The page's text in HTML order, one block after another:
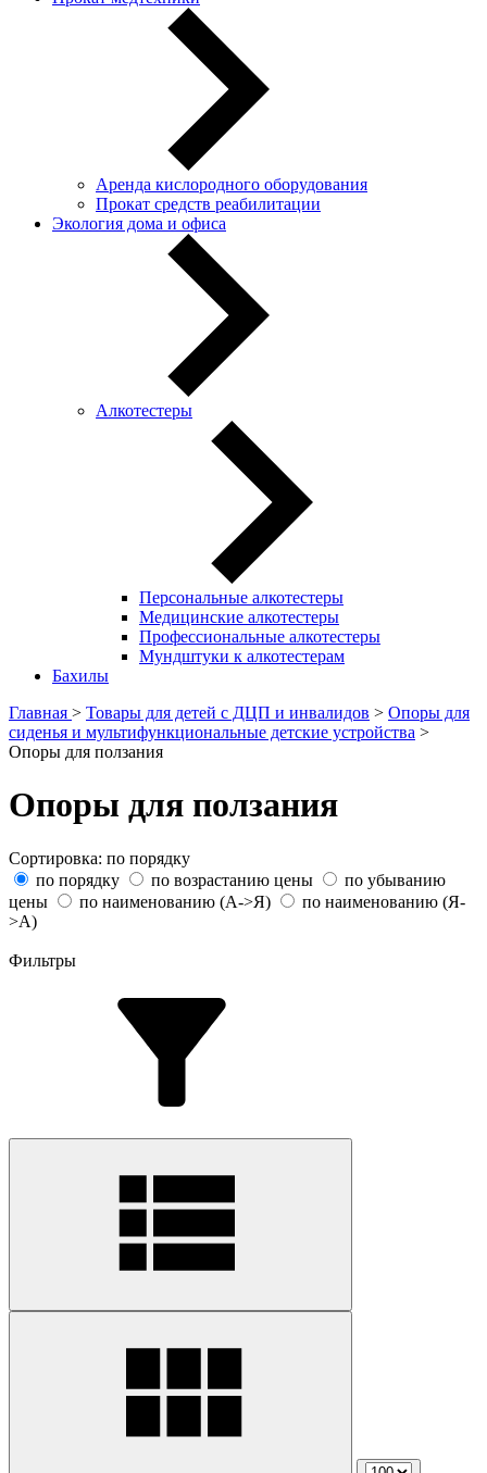
Аренда кислородного оборудования
Прокат средств реабилитации
Экология дома и офиса
Алкотестеры
Персональные алкотестеры
Медицинские алкотестеры
Профессиональные алкотестеры
Мундштуки к алкотестерам
Бахилы
Главная > Товары для детей с ДЦП и инвалидов > Опоры для
сиденья и мультифункциональные детские устройства >
Опоры для ползания
Опоры для ползания
Сортировка: по порядку
по порядку
по возрастанию цены
по убыванию
цены
по наименованию (A->Я)
по наименованию (Я-
>А)
Фильтры